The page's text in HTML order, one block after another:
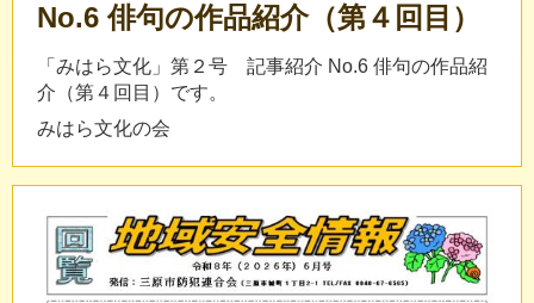
No.6 俳句の作品紹介（第４回目）
「みはら文化」第２号 記事紹介 No.6 俳句の作品紹
介（第４回目）です。
みはら文化の会